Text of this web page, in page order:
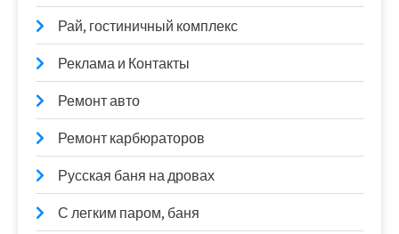
Рай, гостиничный комплекс
Реклама и Контакты
Ремонт авто
Ремонт карбюраторов
Русская баня на дровах
С легким паром, баня